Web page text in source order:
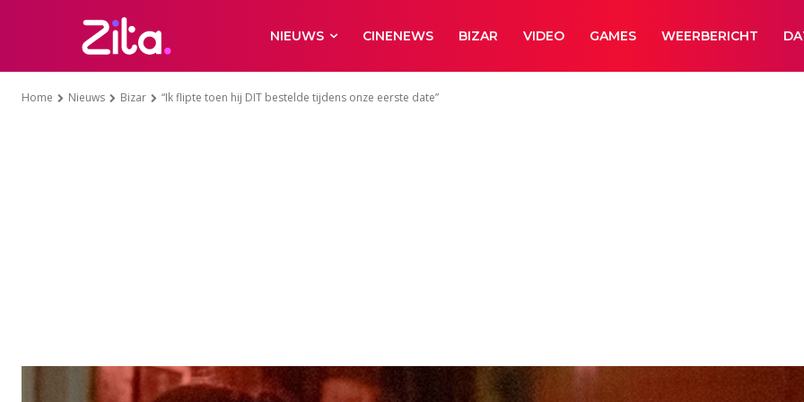
NIEUWS CINENEWS BIZAR VIDEO GAMES WEERBERICHT
Home Nieuws Bizar “Ik flipte toen hij DIT bestelde tijdens onze eerste date”